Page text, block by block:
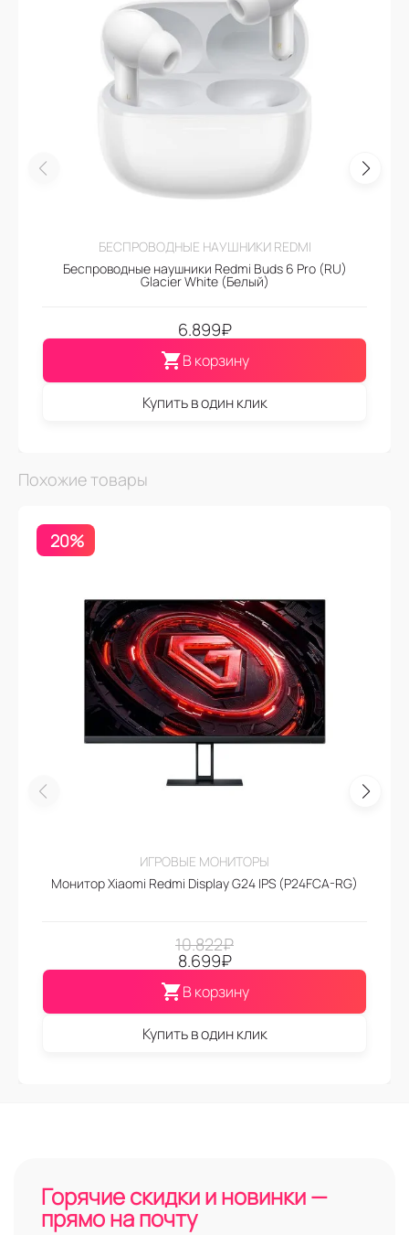
БЕСПРОВОДНЫЕ НАУШНИКИ REDMI
Беспроводные наушники Redmi Buds 6 Pro (RU)
Glacier White (Белый)
6.899₽
В корзину
Купить в один клик
Похожие товары
20%
ИГРОВЫЕ МОНИТОРЫ
Монитор Xiaomi Redmi Display G24 IPS (P24FCA-RG)
10.822₽
8.699₽
В корзину
Купить в один клик
Горячие скидки и новинки —
прямо на почту